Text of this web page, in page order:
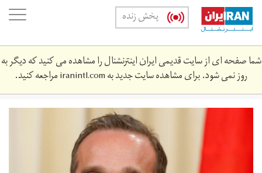
Skip
main
content
پخش زنده
شما صفحه ای از سایت قدیمی ایران اینترنشنال را مشاهده می کنید که دیگر به
روز نمی شود. برای مشاهده سایت جدید بهiranintl.comمراجعه کنید.
maas.jpg